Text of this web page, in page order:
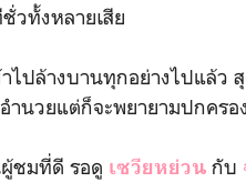
วทั้งหลายเสีย
ล้างบานทุกอย่างไปแล้ว สุ
อำนวยแต่ก็จะพยายามปกค
ชมที่ดี รอดู เซวียหย่วน กับ